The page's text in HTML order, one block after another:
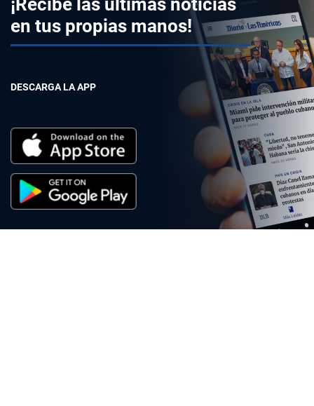
¡Recibe las últimas noticias
en tus propias manos!
DESCARGA LA APP